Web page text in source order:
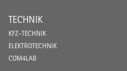
TECHNIK
KFZ-TECHNIK
ELEKTROTECHNIK
COM4LAB